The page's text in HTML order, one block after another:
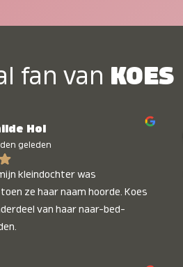
fan van KOES
Hol
geleden
kleindochter was
ze haar naam hoorde. Koes
van haar naar-bed-